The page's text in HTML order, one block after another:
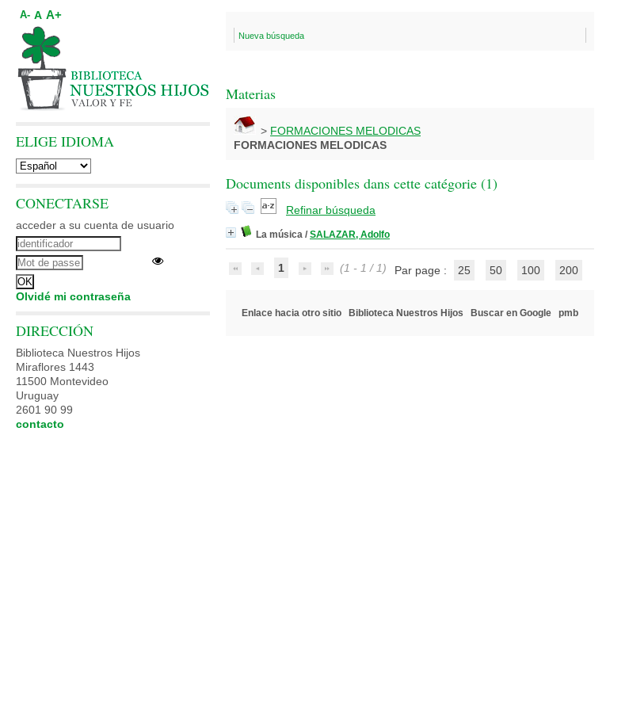
Nueva búsqueda
Materias
> FORMACIONES MELODICAS
FORMACIONES MELODICAS
Documents disponibles dans cette catégorie (1)
Refinar búsqueda
La música / SALAZAR, Adolfo
1 (1 - 1 / 1) Par page : 25 50 100 200
Enlace hacia otro sitio Biblioteca Nuestros Hijos Buscar en Google pmb
A- A A+
ELIGE IDIOMA
CONECTARSE
acceder a su cuenta de usuario
Olvidé mi contraseña
DIRECCIÓN
Biblioteca Nuestros Hijos
Miraflores 1443
11500 Montevideo
Uruguay
2601 90 99
contacto